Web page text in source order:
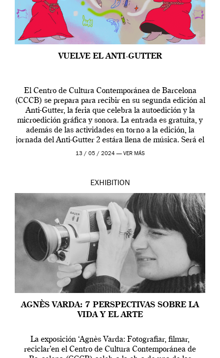
VUELVE EL ANTI-GUTTER
El Centro de Cultura Contemporánea de Barcelona
(CCCB) se prepara para recibir en su segunda edición al
Anti-Gutter, la feria que celebra la autoedición y la
microedición gráfica y sonora. La entrada es gratuita, y
además de las actividades en torno a la edición, la
jornada del Anti-Gutter 2 estára llena de música. Será el
[…]
13 / 05 / 2024 — VER MÁS
EXHIBITION
AGNÈS VARDA: 7 PERSPECTIVAS SOBRE LA
VIDA Y EL ARTE
La exposición ‘Agnès Varda: Fotografiar, filmar,
reciclar’en el Centro de Cultura Contemporánea de